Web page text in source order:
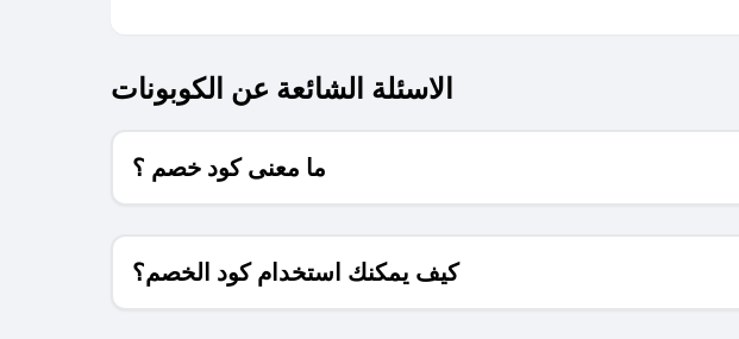
الاسئلة الشائعة عن الكوبونات
ما معنى كود خصم ؟
كيف يمكنك استخدام كود الخصم؟